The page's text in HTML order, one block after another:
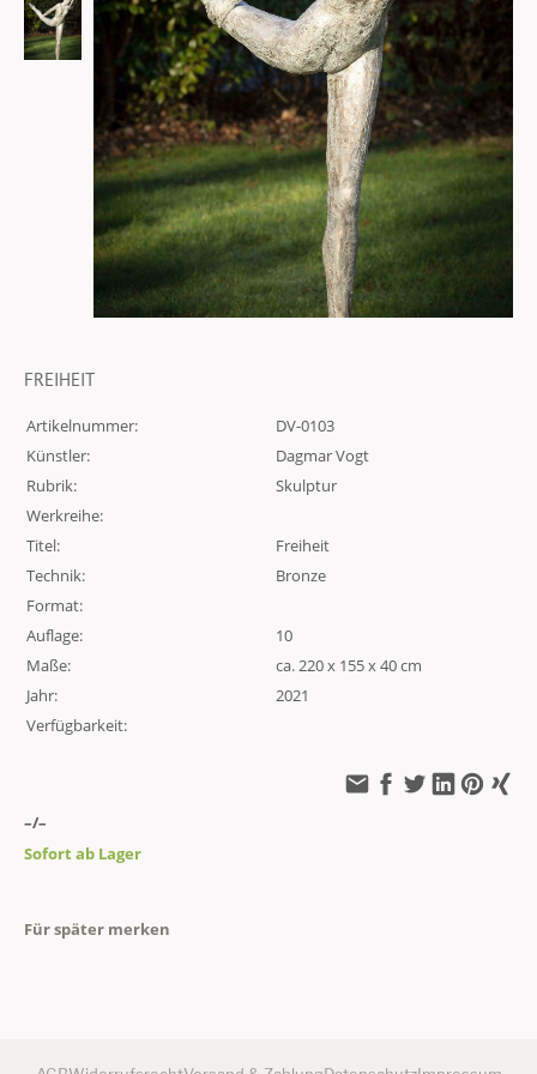
FREIHEIT
Artikelnummer:
DV-0103
Künstler:
Dagmar Vogt
Rubrik:
Skulptur
Werkreihe:
Titel:
Freiheit
Technik:
Bronze
Format:
Auflage:
10
Maße:
ca. 220 x 155 x 40 cm
Jahr:
2021
Verfügbarkeit:
–/–
Sofort ab Lager
Für später merken